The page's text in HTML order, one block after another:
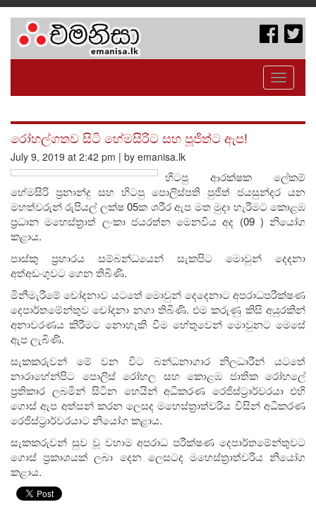
Toggle
රෝහල්ගතව සිටි හේමසිරිට සහ පූජිත්ට ඇප!
July 9, 2019 at 2:42 pm | by emanisa.lk
හිටපු ආරක්ෂක ලේකම්
හේමසිරි ප්‍රනාන්දු සහ හිටපු පොලිස්පති පුජිත් ජයසුන්දර යන
මහත්වරුන් රුපියල් ලක්ෂ 05ක ශරීර ඇප මත මුදා හැරීමට කොළඹ
ප්‍රධාන මහෙස්ත්‍රාත් ලංකා ජයරත්න මෙනවිය අද (09 ) නියෝග
කළාය.
පාස්කු ප්‍රහාරය සම්බන්ධයෙන් සැකපිට මොවුන් දෙදනා
අත්අඩංගුවට ගෙන තිබිණි.
මිනීමැරීමේ චෝදනාව යටතේ මොවුන් දෙදෙනාට අපරාධපරීක්ෂණ
දෙපාර්තමේන්තුව චෝදනා නගා තිබිණි. එම කරුණු කිසි අයුරකින්
අනාවරණය කිරීමට නොහැකි වීම හේතුවෙන් මොවුනට මෙසේ
ඇප ලැබිණි.
සැකකරුවන් මේ වන විට බන්ධනාගාර නිලධාරීන් යටතේ
නාරාහේන්පිට පොලිස් රෝහල සහ කොළඹ ජාතික රෝහලේ
ප්‍රතිකාර ලබමින් සිටින හෙයින් අධිකරණ රෙජිස්ට්‍රාර්වරයා එහි
ගොස් ඇප අත්සන් කරන ලෙසද මහෙස්ත්‍රාත්වරිය විසින් අධිකරණ
රෙජිස්ට්‍රාර්වරයාට නියෝග කළාය.
සැකකරුවන් සුව වූ වහාම අපරාධ පරීක්ෂණ දෙපාර්තමේන්තුවට
ගොස් ප්‍රකාශයක් ලබා දෙන ලෙසටද මහෙස්ත්‍රාත්වරිය නියෝග
කළාය.